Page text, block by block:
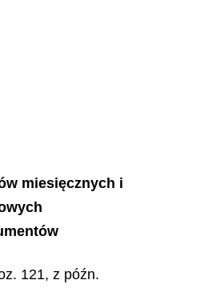
miesięcznych i
121, z późn.